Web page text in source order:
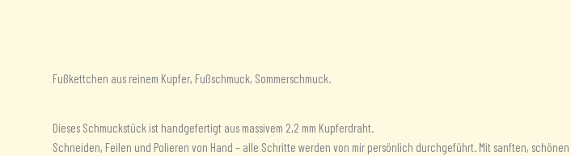
Fußkettchen aus reinem Kupfer, Fußschmuck, Sommerschmuck.
Dieses Schmuckstück ist handgefertigt aus massivem 2,2 mm Kupferdraht.
Schneiden, Feilen und Polieren von Hand – alle Schritte werden von mir persönlich durchgeführt. Mit sanften,